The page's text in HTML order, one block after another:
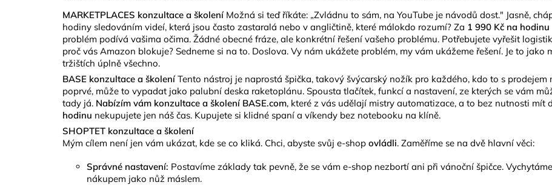
MARKETPLACES konzultace a školení Možná si teď říkáte: „Zvládnu to sám, na YouTube je návodů dost." Jasně,
hodiny sledováním videí, která jsou často zastaralá nebo v angličtině, které málokdo rozumí? Za 1 990 Kč na hodinu
problém podívá vašima očima. Žádné obecné fráze, ale konkrétní řešení vašeho problému. Potřebujete vyřešit
proč vás Amazon blokuje? Sedneme si na to. Doslova. Vy nám ukážete problém, my vám ukážeme řešení. Je to
tržištích úplně všechno.
BASE konzultace a školeníTento nástroj je naprostá špička, takový švýcarský nožík pro každého, kdo to s
poprvé, může to vypadat jako palubní deska raketoplánu. Spousta tlačítek, funkcí a nastavení, ze kterých se vám
tady já. Nabízím vám konzultace a školení BASE.com, které z vás udělají mistry automatizace, a to bez nutnosti mít
hodinu nekupujete jen náš čas. Kupujete si klidné spaní a víkendy bez notebooku na klíně.
SHOPTET konzultace a školení
Mým cílem není jen vám ukázat, kde se co kliká. Chci, abyste svůj e-shop ovládli. Zaměříme se na dvě hlavní věci:
Správné nastavení: Postavíme základy tak pevně, že se vám e-shop nezbortí ani při vánoční špičce.
nákupem jako nůž máslem.